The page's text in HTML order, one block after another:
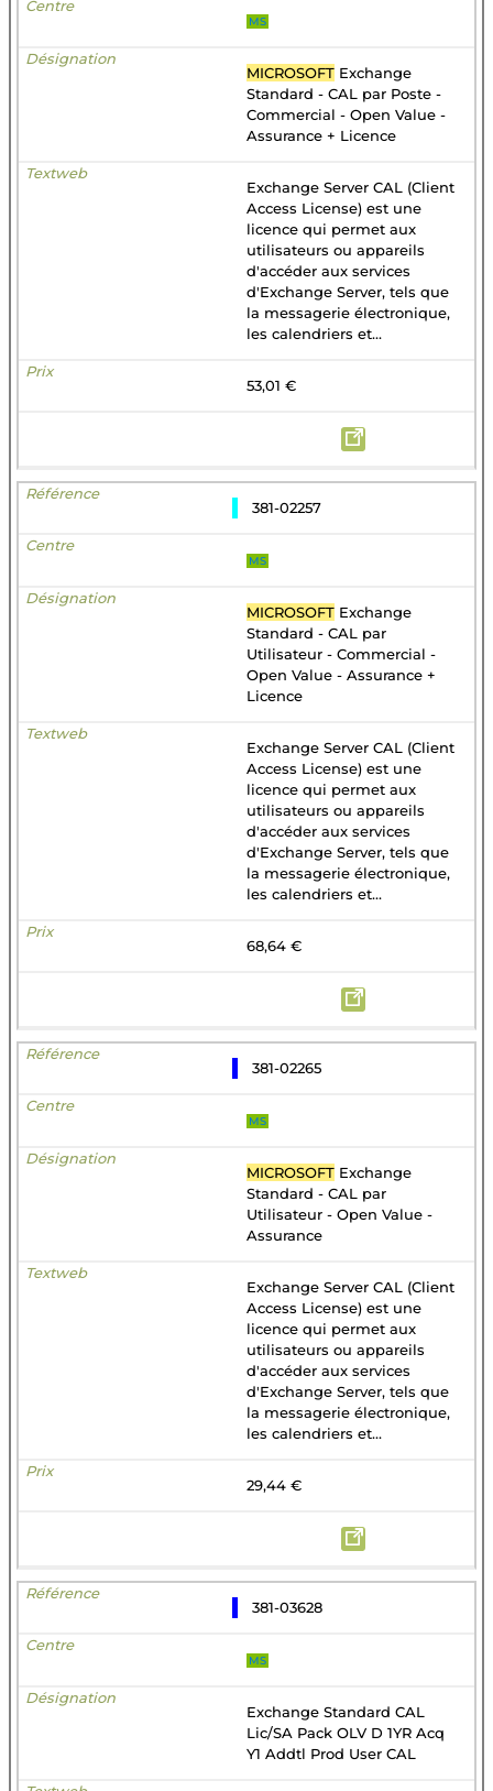
MS
MICROSOFT Exchange
Standard - CAL par Poste -
Commercial - Open Value -
Assurance + Licence
Exchange Server CAL (Client
Access License) est une
licence qui permet aux
utilisateurs ou appareils
d'accéder aux services
d'Exchange Server, tels que
la messagerie électronique,
les calendriers et...
53,01 €
381-02257
MS
MICROSOFT Exchange
Standard - CAL par
Utilisateur - Commercial -
Open Value - Assurance +
Licence
Exchange Server CAL (Client
Access License) est une
licence qui permet aux
utilisateurs ou appareils
d'accéder aux services
d'Exchange Server, tels que
la messagerie électronique,
les calendriers et...
68,64 €
381-02265
MS
MICROSOFT Exchange
Standard - CAL par
Utilisateur - Open Value -
Assurance
Exchange Server CAL (Client
Access License) est une
licence qui permet aux
utilisateurs ou appareils
d'accéder aux services
d'Exchange Server, tels que
la messagerie électronique,
les calendriers et...
29,44 €
381-03628
MS
Exchange Standard CAL
Lic/SA Pack OLV D 1YR Acq
Y1 Addtl Prod User CAL